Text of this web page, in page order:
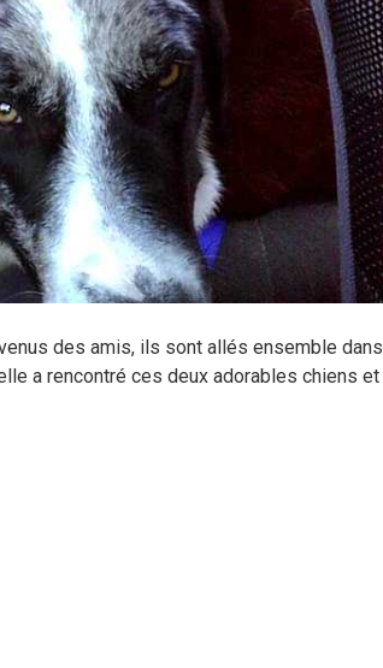
des amis, ils sont allés ensemble dans
a rencontré ces deux adorables chiens et